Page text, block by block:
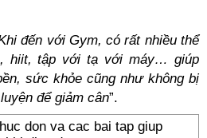
đến với Gym, có rất nhiều thể
hiit, tập với tạ với máy… giúp
sức khỏe cũng như không bị
để giảm cân”.